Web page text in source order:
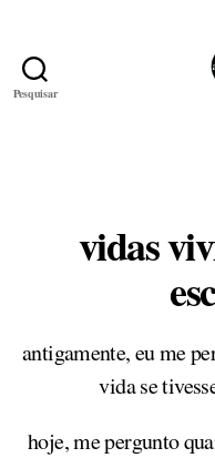
Pesquisar
vidas
antigamente, eu me
vida se
hoje, me pergunto